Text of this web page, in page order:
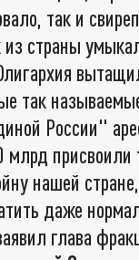
так и
из страны
так
России"
присвоили
нашей
даже
глава